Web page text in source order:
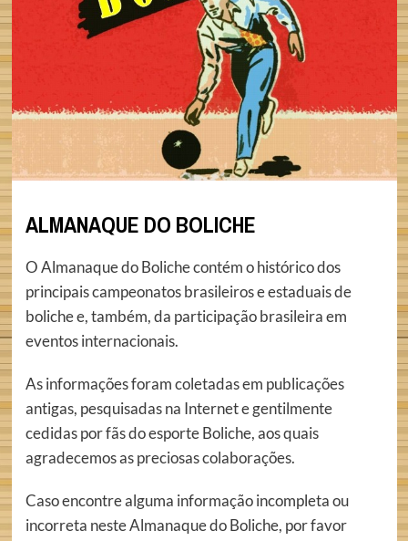
ALMANAQUE DO BOLICHE
O Almanaque do Boliche contém o histórico dos
principais campeonatos brasileiros e estaduais de
boliche e, também, da participação brasileira em
eventos internacionais.
As informações foram coletadas em publicações
antigas, pesquisadas na Internet e gentilmente
cedidas por fãs do esporte Boliche, aos quais
agradecemos as preciosas colaborações.
Caso encontre alguma informação incompleta ou
incorreta neste Almanaque do Boliche, por favor